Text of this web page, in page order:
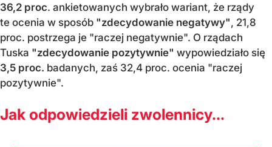
36,2 proc. ankietowanych wybrało wariant, że rządy
te ocenia w sposób "zdecydowanie negatywy", 21,8
proc. postrzega je "raczej negatywnie". O rządach
Tuska "zdecydowanie pozytywnie" wypowiedziało się
3,5 proc. badanych, zaś 32,4 proc. ocenia "raczej
pozytywnie".
Jak odpowiedzieli zwolennicy...